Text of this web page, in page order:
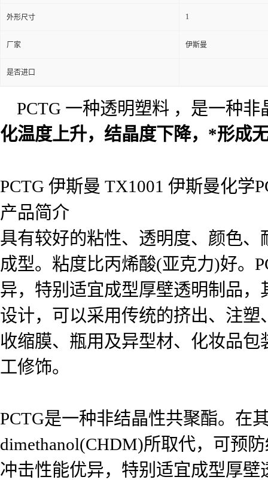
外形尺寸 1
厂家 伊斯曼
是否进口
PCTG 一种透明塑料 ，是一种非
化温度上升，结晶度下降，*形成
PCTG 伊斯曼 TX1001 伊斯曼化学
产品简介
具有较好的粘性、透明度、颜色
成型。粘度比丙烯酸(亚克力)好。
异，特别适宜成型厚壁透明制品
设计，可以采用传统的挤出、注
收缩膜、瓶用及异型材、化妆品
工修饰。
PCTG是一种非结晶性共聚酯。在
dimethanol(CHDM)所取代，可预
冲击性能优异，特别适宜成型厚